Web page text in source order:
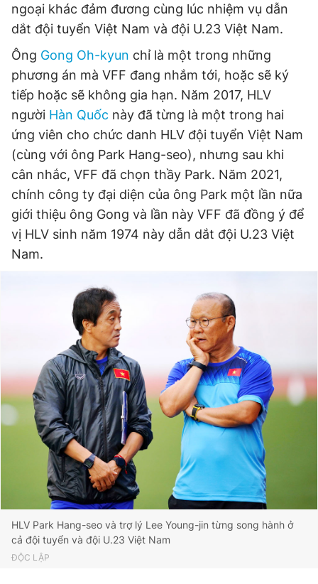
Đọc Thanh Niên trên điện thoại
Theo dõi báo trên
Hotline
0906 645 777
Liên hệ quảng cáo
0908 780 404
Đặt báo Quảng cáo RSS Tòa soạn Chính sách bảo
Tổng biên tập: Nguyễn Ngọc Toàn
Phó tổng biên tập: Trần Việt Hưng
Tổng thư ký tòa soạn: Đức Trung
Giấy phép xuất bản số 110/GP - BTTTT cấp ngày 24.3.2020
© 2003-2026 Bản quyền thuộc về Báo Thanh Niên. Cấm sao
chép dưới mọi hình thức nếu không có sự chấp thuận bằng văn
bản. Phát triển bởi ePi Technologies, JSC.
ngoại khác đảm đương cùng lúc nhiệm vụ dẫn
dắt đội tuyển Việt Nam và đội U.23 Việt Nam.
Ông Gong Oh-kyun chỉ là một trong những
phương án mà VFF đang nhắm tới, hoặc sẽ ký
tiếp hoặc sẽ không gia hạn. Năm 2017, HLV
người Hàn Quốc này đã từng là một trong hai
ứng viên cho chức danh HLV đội tuyển Việt Nam
(cùng với ông Park Hang-seo), nhưng sau khi
cân nhắc, VFF đã chọn thầy Park. Năm 2021,
chính công ty đại diện của ông Park một lần nữa
giới thiệu ông Gong và lần này VFF đã đồng ý để
vị HLV sinh năm 1974 này dẫn dắt đội U.23 Việt
Nam.
HLV Park Hang-seo và trợ lý Lee Young-jin từng song hành ở
cả đội tuyển và đội U.23 Việt Nam
ĐỘC LẬP